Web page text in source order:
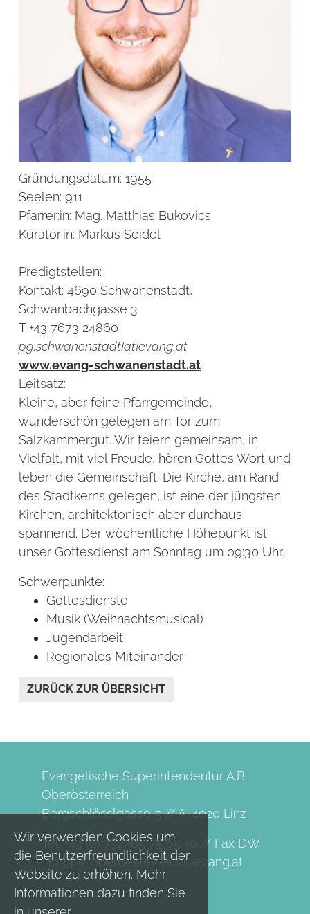
Wir verwenden Cookies um
die Benutzerfreundlichkeit der
Website zu erhöhen. Mehr
Informationen dazu finden Sie
Gründungsdatum: 1955
Seelen: 911
Pfarrer:in: Mag. Matthias Bukovics
Kurator:in: Markus Seidel
Predigtstellen:
Kontakt: 4690 Schwanenstadt,
Schwanbachgasse 3
T +43 7673 24860
pg.schwanenstadt[at]evang.at
www.evang-schwanenstadt.at
Leitsatz:
Kleine, aber feine Pfarrgemeinde,
wunderschön gelegen am Tor zum
Salzkammergut. Wir feiern gemeinsam, in
Vielfalt, mit viel Freude, hören Gottes Wort und
leben die Gemeinschaft. Die Kirche, am Rand
des Stadtkerns gelegen, ist eine der jüngsten
Kirchen, architektonisch aber durchaus
spannend. Der wöchentliche Höhepunkt ist
unser Gottesdienst am Sonntag um 09:30 Uhr.
Schwerpunkte:
Gottesdienste
Musik (Weihnachtsmusical)
Jugendarbeit
Regionales Miteinander
ZURÜCK ZUR ÜBERSICHT
Evangelische Superintendentur A.B.
Oberösterreich
Bergschlösslgasse 5 // A-4020 Linz
Tel. +43 (0) 732/65 75 65 -0 // Fax DW
-1033 //oberoesterreich@evang.at